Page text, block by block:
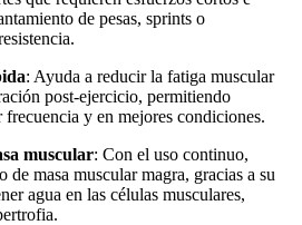
de pesas, sprints o
: Ayuda a reducir la fatiga muscular
post-ejercicio, permitiendo
frecuencia y en mejores condiciones.
muscular: Con el uso continuo,
de masa muscular magra, gracias a su
agua en las células musculares,